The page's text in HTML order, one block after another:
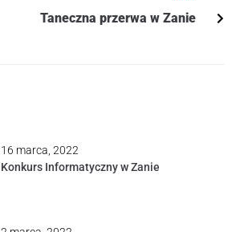
Taneczna przerwa w Zanie
16 marca, 2022
Konkurs Informatyczny w Zanie